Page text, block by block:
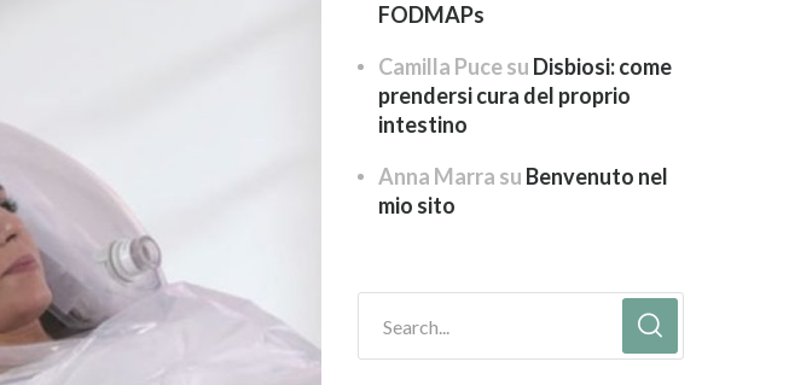
FODMAPs
Camilla Pucesu Disbiosi: come
prendersi cura del proprio
intestino
Anna Marra su Benvenuto nel
mio sito